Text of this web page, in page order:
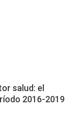
salud: el
2016-2019